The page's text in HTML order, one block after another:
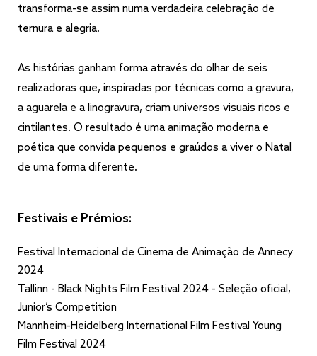
transforma-se assim numa verdadeira celebração de
ternura e alegria.
As histórias ganham forma através do olhar de seis
realizadoras que, inspiradas por técnicas como a gravura,
a aguarela e a linogravura, criam universos visuais ricos e
cintilantes. O resultado é uma animação moderna e
poética que convida pequenos e graúdos a viver o Natal
de uma forma diferente.
Festivais e Prémios:
Festival Internacional de Cinema de Animação de Annecy
2024
Tallinn - Black Nights Film Festival 2024 - Seleção oficial,
Junior’s Competition
Mannheim-Heidelberg International Film Festival Young
Film Festival 2024